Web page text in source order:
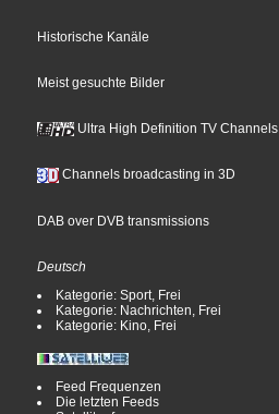
Historische Kanäle
Meist gesuchte Bilder
Ultra High Definition TV Channels
Channels broadcasting in 3D
DAB over DVB transmissions
Deutsch
Kategorie: Sport, Frei
Kategorie: Nachrichten, Frei
Kategorie: Kino, Frei
Feed Frequenzen
Die letzten Feeds